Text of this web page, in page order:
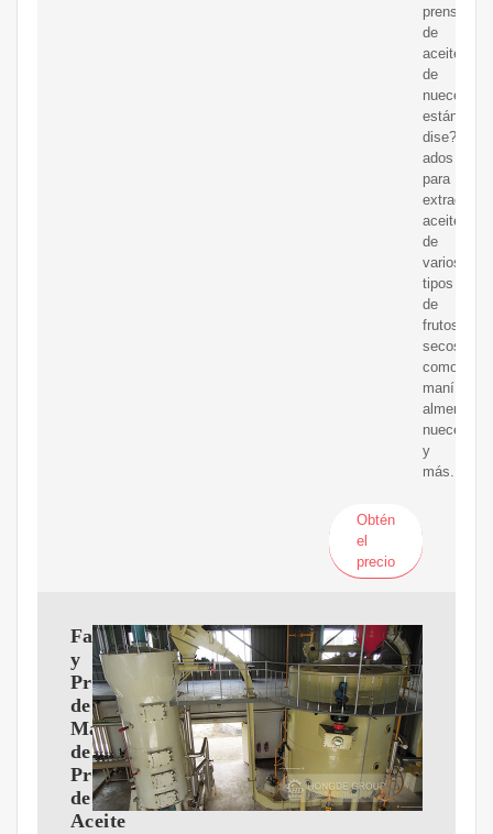
de
aceite
de
nueces
están
dise?
ados
para
extraer
aceite
de
varios
tipos
de
frutos
secos,
como
maní,
almendras,
nueces
y
más.
Obtén
el
precio
Fabricante
y
Proveedor
de
Máquinas
de
Prensa
de
Aceite